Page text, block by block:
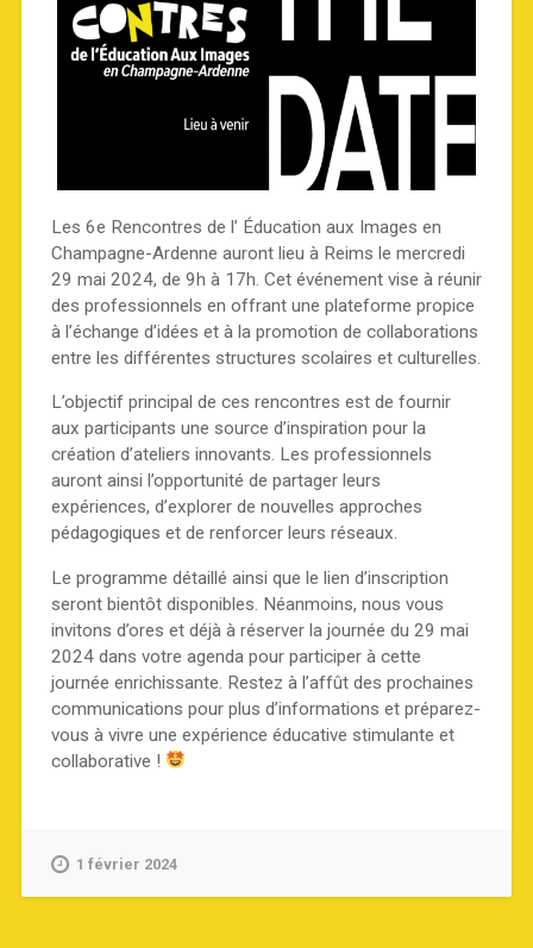
Les 6e Rencontres de l’ Éducation aux Images en
Champagne-Ardenne auront lieu à Reims le mercredi
29 mai 2024, de 9h à 17h. Cet événement vise à réunir
des professionnels en offrant une plateforme propice
à l’échange d’idées et à la promotion de collaborations
entre les différentes structures scolaires et culturelles.
L’objectif principal de ces rencontres est de fournir
aux participants une source d’inspiration pour la
création d’ateliers innovants. Les professionnels
auront ainsi l’opportunité de partager leurs
expériences, d’explorer de nouvelles approches
pédagogiques et de renforcer leurs réseaux.
Le programme détaillé ainsi que le lien d’inscription
seront bientôt disponibles. Néanmoins, nous vous
invitons d’ores et déjà à réserver la journée du 29 mai
2024 dans votre agenda pour participer à cette
journée enrichissante. Restez à l’affût des prochaines
communications pour plus d’informations et préparez-
vous à vivre une expérience éducative stimulante et
collaborative !
1 février 2024